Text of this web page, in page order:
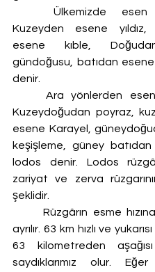
Kuzeyden esene yıldız,
esene kıble,
gündoğusu, batıdan esene
denir.
Kuzeydoğudan poyraz,
esene Karayel,
keşişleme, güney
lodos denir. Lodos
zariyat ve zerva
şeklidir.
	Rüzgârın esme hızına göre üçe
ayrılır. 63 km hızlı ve
63 kilometreden
saydıklarımız olur.